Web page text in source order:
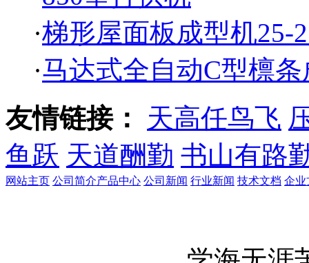
·梯形屋面板成型机25-
·马达式全自动C型檩
友情链接：
天高任鸟飞
鱼跃 天道酬勤 书山有路
网站主页 公司简介产品中心 公司新闻 行业新闻 技术文档 企业